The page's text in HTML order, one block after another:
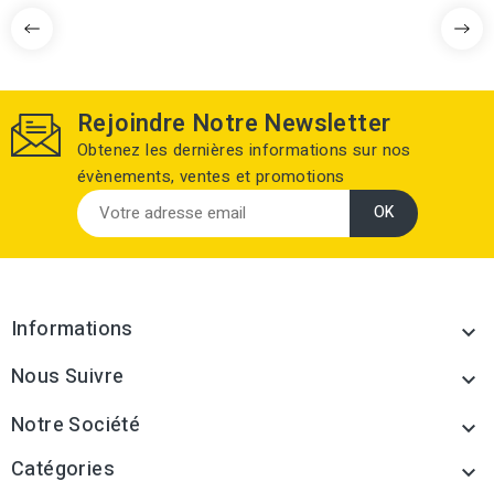
Rejoindre Notre Newsletter
Obtenez les dernières informations sur nos
évènements, ventes et promotions
Informations 
Nous Suivre 
Notre Société 
Catégories 